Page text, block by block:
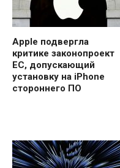
Apple подвергла
критике законопроект
ЕС, допускающий
установку на iPhone
стороннего ПО